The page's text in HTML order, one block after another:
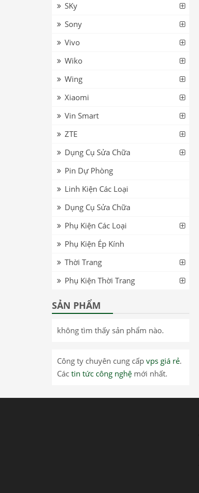
SKy
Sony
Vivo
Wiko
Wing
Xiaomi
Vin Smart
ZTE
Dụng Cụ Sửa Chữa
Pin Dự Phòng
Linh Kiện Các Loại
Dụng Cụ Sửa Chữa
Phụ Kiện Các Loại
Phụ Kiện Ép Kính
Thời Trang
Phụ Kiện Thời Trang
SẢN PHẨM
không tìm thấy sản phẩm nào.
Công ty chuyên cung cấp vps giá rẻ.
Các tin tức công nghệ mới nhất.